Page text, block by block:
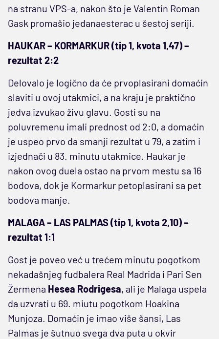
na stranu VPS-a, nakon što je Valentin Roman
Gask promašio jedanaesterac u šestoj seriji.
HAUKAR – KORMARKUR (tip 1, kvota 1,47) –
rezultat 2:2
Delovalo je logično da će prvoplasirani domaćin
slaviti u ovoj utakmici, a na kraju je praktično
jedva izvukao živu glavu. Gosti su na
poluvremenu imali prednost od 2:0, a domaćin
je uspeo prvo da smanji rezultat u 79, a zatim i
izjednači u 83. minutu utakmice. Haukar je
nakon ovog duela ostao na prvom mestu sa 16
bodova, dok je Kormarkur petoplasirani sa pet
bodova manje.
MALAGA – LAS PALMAS (tip 1, kvota 2,10) –
rezultat 1:1
Gost je poveo već u trećem minutu pogotkom
nekadašnjeg fudbalera Real Madrida i Pari Sen
Žermena Hesea Rodrigesa, ali je Malaga uspela
da uzvrati u 69. miutu pogotkom Hoakina
Munjoza. Domaćin je imao više šansi, Las
Palmas je šutnuo svega dva puta u okvir